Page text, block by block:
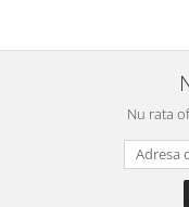
Nu rata